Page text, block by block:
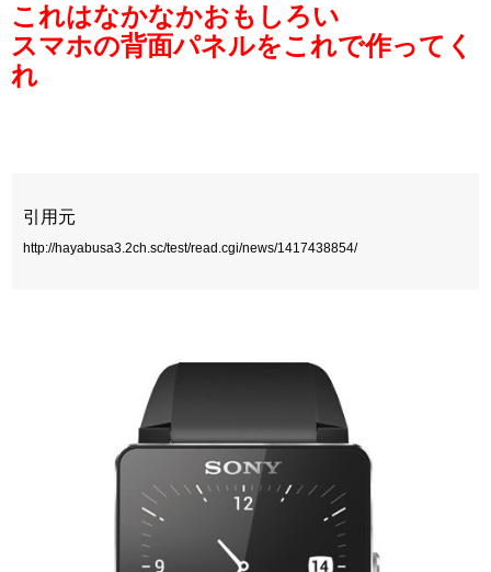
これはなかなかおもしろい
スマホの背面パネルをこれで作ってく
れ
引用元
http://hayabusa3.2ch.sc/test/read.cgi/news/1417438854/